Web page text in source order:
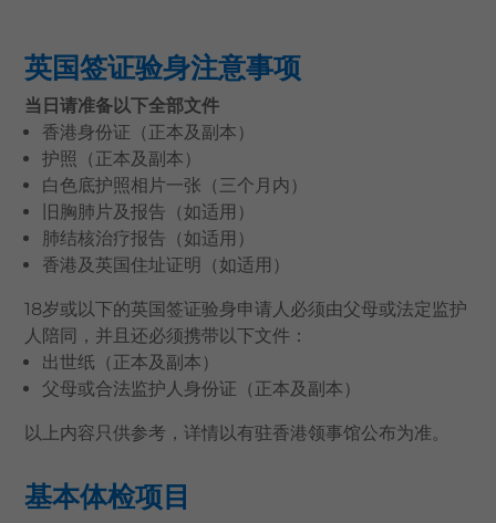
英国签证验身注意事项
当日请准备以下全部文件
香港身份证（正本及副本）
护照（正本及副本）
白色底护照相片一张（三个月内）
旧胸肺片及报告（如适用）
肺结核治疗报告（如适用）
香港及英国住址证明（如适用）
18岁或以下的英国签证验身申请人必须由父母或法定监护
人陪同，并且还必须携带以下文件：
出世纸（正本及副本）
父母或合法监护人身份证（正本及副本）
以上内容只供参考，详情以有驻香港领事馆公布为准。
基本体检项目